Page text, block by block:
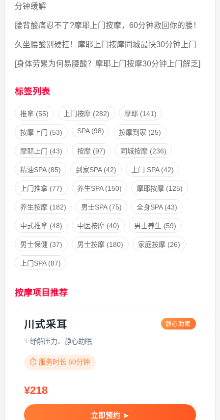
分钟缓解
腰背酸痛忍不了?摩耶上门按摩，60分钟救回你的腰！
久坐腰酸别硬扛！摩耶上门按摩同城最快30分钟上门
[身体劳累为何易腰酸？摩耶上门按摩30分钟上门解乏]
标签列表
推拿(55) 上门按摩(282) 摩耶(141)
按摩上门 (53) SPA(98) 按摩到家 (25)
摩耶上门 (43) 按摩(97) 同城按摩(236)
精油SPA(85) 到家SPA(42) 上门 SPA(42)
上门推拿(77) 养生SPA(150) 摩耶按摩(125)
养生按摩(182) 男士SPA(75) 全身SPA(43)
中式推拿(48) 中医按摩(40) 男士养生 (59)
男士保健(37) 男士按摩(180) 家庭按摩(26)
上门SPA(87)
按摩项目推荐
川式采耳 静心助眠
纾解压力、静心助眠
⏱️ 服务时长 60分钟
¥218
立即预约 ➤